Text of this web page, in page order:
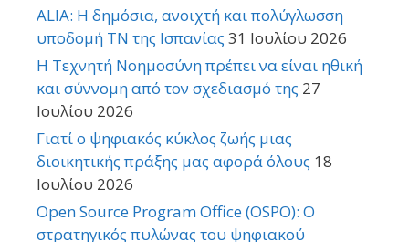
ALIA: Η δημόσια, ανοιχτή και πολύγλωσση
υποδομή ΤΝ της Ισπανίας 31 Ιουλίου 2026
Η Τεχνητή Νοημοσύνη πρέπει να είναι ηθική
και σύννομη από τον σχεδιασμό της 27
Ιουλίου 2026
Γιατί ο ψηφιακός κύκλος ζωής μιας
διοικητικής πράξης μας αφορά όλους 18
Ιουλίου 2026
Open Source Program Office (OSPO): Ο
στρατηγικός πυλώνας του ψηφιακού